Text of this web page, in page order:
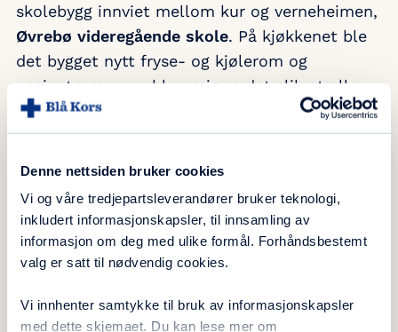
Denne nettsiden bruker cookies
Vi og våre tredjepartsleverandører bruker teknologi,
inkludert informasjonskapsler, til innsamling av
informasjon om deg med ulike formål. Forhåndsbestemt
valg er satt til nødvendig cookies.
Vi innhenter samtykke til bruk av informasjonskapsler
med dette skjemaet. Du kan lese mer om
skolebygg innviet mellom kur og verneheimen,
Øvrebø videregående skole. På kjøkkenet ble
det bygget nytt fryse- og kjølerom og
pasientrommene ble ominnredet slik at alle
fikk enmannsrom. Ny resepsjon ble bygget.
Åpnet for kvinner
I 1982 åpnet Lolandsheimen opp for
behandling av kvinner.
økonomiske ansvaret for driften. Frem til dette